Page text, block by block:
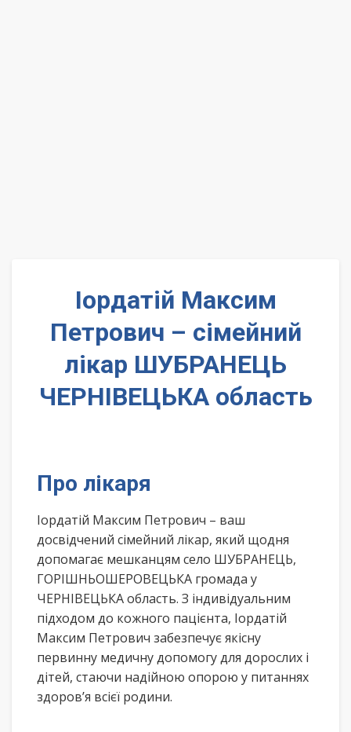
Іордатій Максим
Петрович – сімейний
лікар ШУБРАНЕЦЬ
ЧЕРНІВЕЦЬКА область
Про лікаря
Іордатій Максим Петрович – ваш
досвідчений сімейний лікар, який щодня
допомагає мешканцям село ШУБРАНЕЦЬ,
ГОРІШНЬОШЕРОВЕЦЬКА громада у
ЧЕРНІВЕЦЬКА область. З індивідуальним
підходом до кожного пацієнта, Іордатій
Максим Петрович забезпечує якісну
первинну медичну допомогу для дорослих і
дітей, стаючи надійною опорою у питаннях
здоров’я всієї родини.